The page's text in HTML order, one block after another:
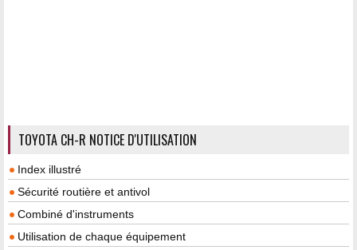
TOYOTA CH-R NOTICE D'UTILISATION
Index illustré
Sécurité routière et antivol
Combiné d'instruments
Utilisation de chaque équipement